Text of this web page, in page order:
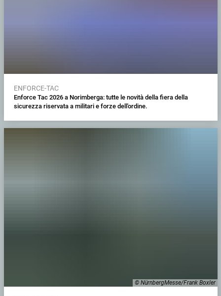
ENFORCE-TAC
Enforce Tac 2026 a Norimberga: tutte le novità della fiera della
sicurezza riservata a militari e forze dell'ordine.
© NürnbergMesse/Frank Boxler